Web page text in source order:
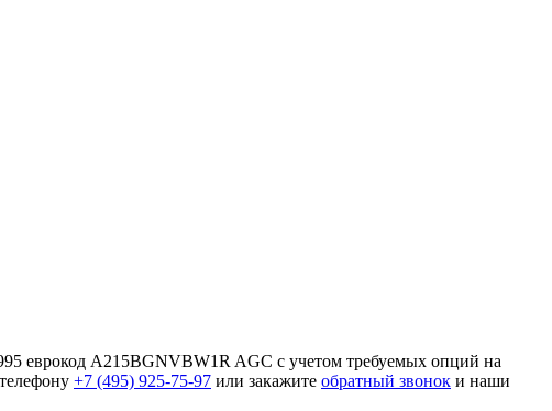
еврокод A215BGNVBW1R AGC с учетом требуемых опций на
+7 (495) 925-75-97 или закажите обратный звонок и наши